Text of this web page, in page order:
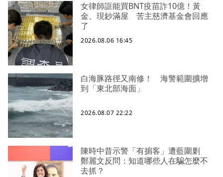
女律師誆能買BNT疫苗詐10億！黃
金、現鈔滿屋 苦主慈濟基金會回應
了
2026.08.06 16:45
白海豚路徑又南修！ 海警範圍擴增
到「東北部海面」
2026.08.07 22:22
陳時中昔示警「有掮客」遭藍圍剿
鄭麗文反問：知道哪些人在騙怎麼不
去抓？